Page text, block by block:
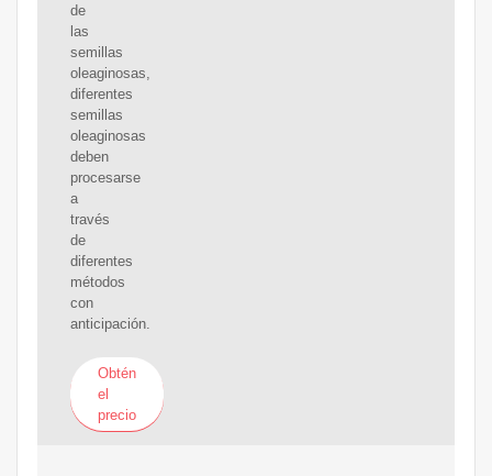
de
las
semillas
oleaginosas,
diferentes
semillas
oleaginosas
deben
procesarse
a
través
de
diferentes
métodos
con
anticipación.
Obtén
el
precio